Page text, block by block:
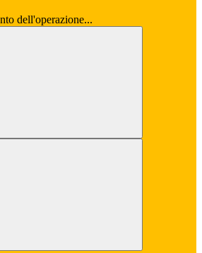
dell'operazione...